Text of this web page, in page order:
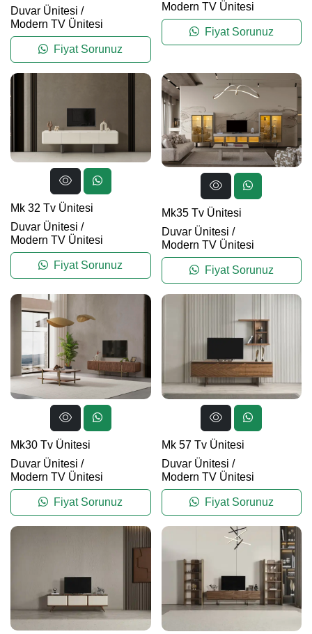
Duvar Ünitesi /
Modern TV Ünitesi
Fiyat Sorunuz
Modern TV Ünitesi
Fiyat Sorunuz
Mk 32 Tv Ünitesi
Duvar Ünitesi /
Modern TV Ünitesi
Fiyat Sorunuz
Mk35 Tv Ünitesi
Duvar Ünitesi /
Modern TV Ünitesi
Fiyat Sorunuz
Mk30 Tv Ünitesi
Duvar Ünitesi /
Modern TV Ünitesi
Fiyat Sorunuz
Mk 57 Tv Ünitesi
Duvar Ünitesi /
Modern TV Ünitesi
Fiyat Sorunuz